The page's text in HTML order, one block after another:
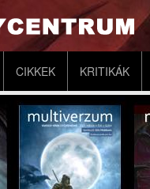
CIKKEK KRITIKÁK